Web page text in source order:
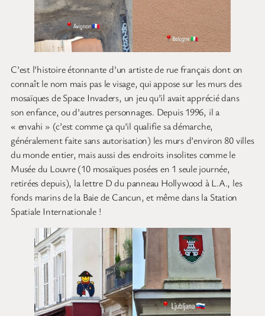
C’est l’histoire étonnante d’un artiste de rue français dont on
connaît le nom mais pas le visage, qui appose sur les murs des
mosaïques de Space Invaders, un jeu qu’il avait apprécié dans
son enfance, ou d’autres personnages. Depuis 1996, il a
« envahi » (c’est comme ça qu’il qualifie sa démarche,
généralement faite sans autorisation) les murs d’environ 80 villes
du monde entier, mais aussi des endroits insolites comme le
Musée du Louvre (10 mosaïques posées en 1 seule journée,
retirées depuis), la lettre D du panneau Hollywood à L.A., les
fonds marins de la Baie de Cancun, et même dans la Station
Spatiale Internationale !